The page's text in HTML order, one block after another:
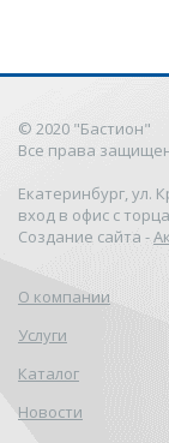
© 2020 "Бастион"
Все права
Екатеринбург, ул.
вход в офис с
Создание сайта -
О компании
Услуги
Каталог
Новости